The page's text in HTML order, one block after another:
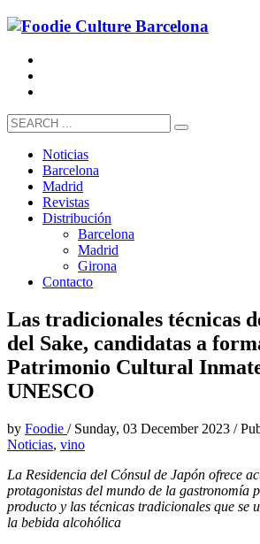
Noticias
Barcelona
Madrid
Revistas
Distribución
Barcelona
Madrid
Girona
Contacto
Las tradicionales técnicas
del Sake, candidatas a
Patrimonio Cultural
UNESCO
by Foodie / Sunday, 03 December 2023 /
Noticias, vino
La Residencia del Cónsul de Japón ofrece
protagonistas del mundo de la gastronomía
producto y las técnicas tradicionales que se
la bebida alcohólica